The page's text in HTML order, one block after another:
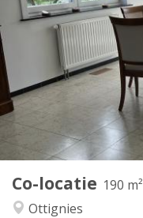
Co-locatie 190 m²
Ottignies